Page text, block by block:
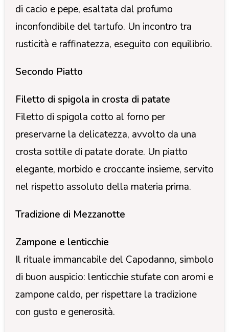
di cacio e pepe, esaltata dal profumo
inconfondibile del tartufo. Un incontro tra
rusticità e raffinatezza, eseguito con equilibrio.
Secondo Piatto
Filetto di spigola in crosta di patate
Filetto di spigola cotto al forno per
preservarne la delicatezza, avvolto da una
crosta sottile di patate dorate. Un piatto
elegante, morbido e croccante insieme, servito
nel rispetto assoluto della materia prima.
Tradizione di Mezzanotte
Zampone e lenticchie
Il rituale immancabile del Capodanno, simbolo
di buon auspicio: lenticchie stufate con aromi e
zampone caldo, per rispettare la tradizione
con gusto e generosità.